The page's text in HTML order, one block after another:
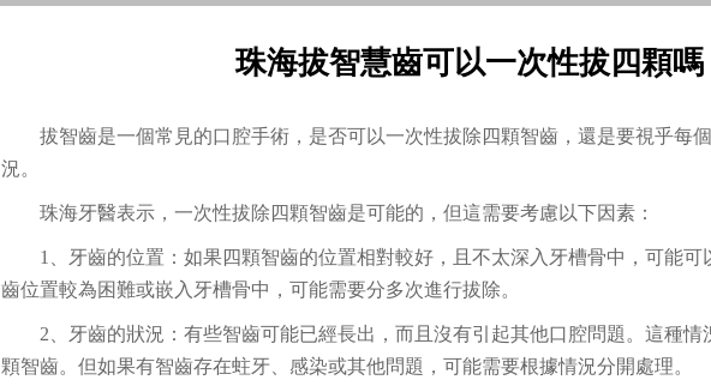
珠海拔智慧齒可以一次性拔四顆嗎
拔智齒是一個常見的口腔手術，是否可以一次性拔除四顆智齒，還是要視乎每
況。
珠海牙醫表示，一次性拔除四顆智齒是可能的，但這需要考慮以下因素：
1、牙齒的位置：如果四顆智齒的位置相對較好，且不太深入牙槽骨中，可能
齒位置較為困難或嵌入牙槽骨中，可能需要分多次進行拔除。
2、牙齒的狀況：有些智齒可能已經長出，而且沒有引起其他口腔問題。這種情
顆智齒。但如果有智齒存在蛀牙、感染或其他問題，可能需要根據情況分開處理。